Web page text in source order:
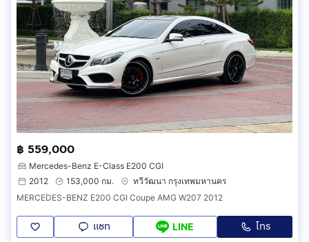
฿ 559,000
Mercedes-Benz E-Class E200 CGI
2012
153,000 กม.
ทวีวัฒนา กรุงเทพมหานคร
MERCEDES-BENZ E200 CGI Coupe AMG W207 2012
แชท LINE โทร